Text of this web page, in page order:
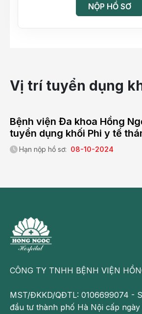
NỘP HỒ SƠ
Vị trí tuyển dụng
Bệnh viện Đa khoa Hồng
tuyển dụng khối Phi y tế
Hạn nộp hồ sơ: 08-10-2024
CÔNG TY TNHH BỆNH VIỆN
MST/ĐKKD/QĐTL: 0106699074 -
đầu tư thành phố Hà Nội cấp